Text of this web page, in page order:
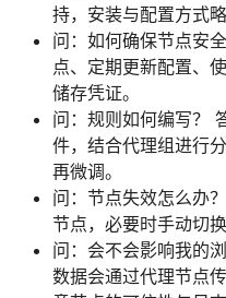
持，安装与配置方式略
问：如何确保节点安
点、定期更新配置、
储存凭证。
问：规则如何编写？
件，结合代理组进行
再微调。
问：节点失效怎么办
节点，必要时手动切
问：会不会影响我的
数据会通过代理节点